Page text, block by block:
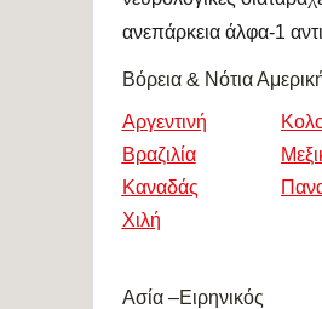
ανεπάρκεια άλφα-1
Βόρεια & Νότια
Αργεντινή
Βραζιλία
Καναδάς
Χιλή
Ασία –Ειρηνικός